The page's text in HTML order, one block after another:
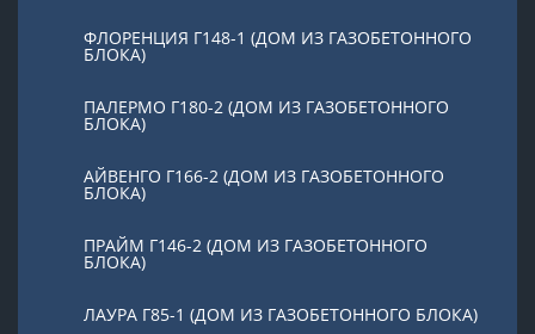
ФЛОРЕНЦИЯ Г148-1 (ДОМ ИЗ ГАЗОБЕТОННОГО
БЛОКА)
ПАЛЕРМО Г180-2 (ДОМ ИЗ ГАЗОБЕТОННОГО
БЛОКА)
АЙВЕНГО Г166-2 (ДОМ ИЗ ГАЗОБЕТОННОГО
БЛОКА)
ПРАЙМ Г146-2 (ДОМ ИЗ ГАЗОБЕТОННОГО
БЛОКА)
ЛАУРА Г85-1 (ДОМ ИЗ ГАЗОБЕТОННОГО БЛОКА)